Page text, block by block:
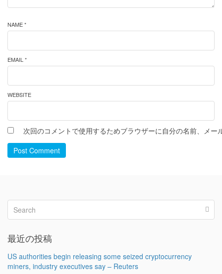
NAME *
EMAIL *
WEBSITE
次回のコメントで使用するためブラウザーに自分の名前、メー
Post Comment
最近の投稿
US authorities begin releasing some seized cryptocurrency
miners, industry executives say – Reuters